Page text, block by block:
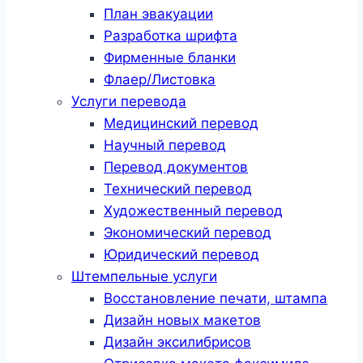
План эвакуации
Разработка шрифта
Фирменные бланки
Флаер/Листовка
Услуги перевода
Медицинский перевод
Научный перевод
Перевод документов
Технический перевод
Художественный перевод
Экономический перевод
Юридический перевод
Штемпельные услуги
Восстановление печати, штампа
Дизайн новых макетов
Дизайн эксилибрисов